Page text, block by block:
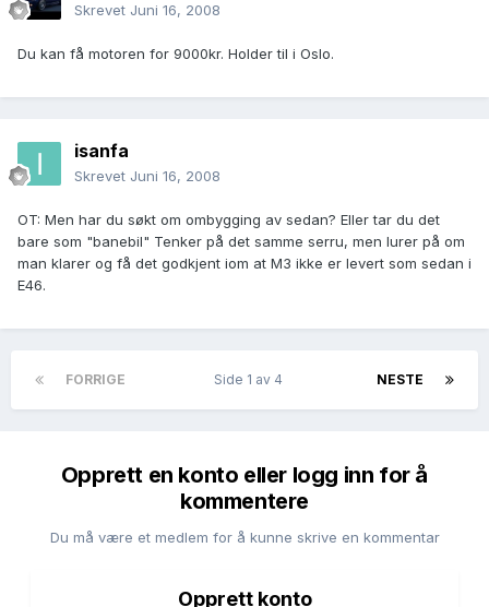
Skrevet Juni 16, 2008
Du kan få motoren for 9000kr. Holder til i Oslo.
isanfa
Skrevet Juni 16, 2008
OT: Men har du søkt om ombygging av sedan? Eller tar du det
bare som "banebil" Tenker på det samme serru, men lurer på om
man klarer og få det godkjent iom at M3 ikke er levert som sedan i
E46.
FORRIGE NESTE
Side 1 av 4
Opprett en konto eller logg inn for å
kommentere
Du må være et medlem for å kunne skrive en kommentar
Opprett konto